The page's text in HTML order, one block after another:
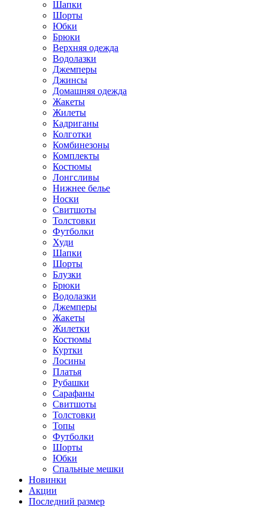
Шапки
Шорты
Юбки
Брюки
Верхняя одежда
Водолазки
Джемперы
Джинсы
Домашняя одежда
Жакеты
Жилеты
Кадриганы
Колготки
Комбинезоны
Комплекты
Костюмы
Лонгсливы
Нижнее белье
Носки
Свитшоты
Толстовки
Футболки
Худи
Шапки
Шорты
Блузки
Брюки
Водолазки
Джемперы
Жакеты
Жилетки
Костюмы
Куртки
Лосины
Платья
Рубашки
Сарафаны
Свитшоты
Толстовки
Топы
Футболки
Шорты
Юбки
Спальные мешки
Новинки
Акции
Последний размер